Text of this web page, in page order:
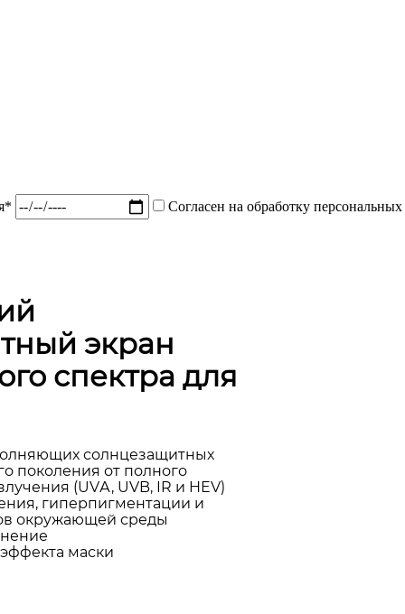
Согласен на обработку персональных
экран
спектра для
солнцезащитных
поколения от полного
(UVА, UVB, IR и HEV)
гиперпигментации и
окружающей среды
маски